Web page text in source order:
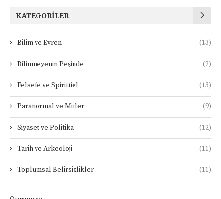
KATEGORILER
Bilim ve Evren (13)
Bilinmeyenin Peşinde (2)
Felsefe ve Spiritüel (13)
Paranormal ve Mitler (9)
Siyaset ve Politika (12)
Tarih ve Arkeoloji (11)
Toplumsal Belirsizlikler (11)